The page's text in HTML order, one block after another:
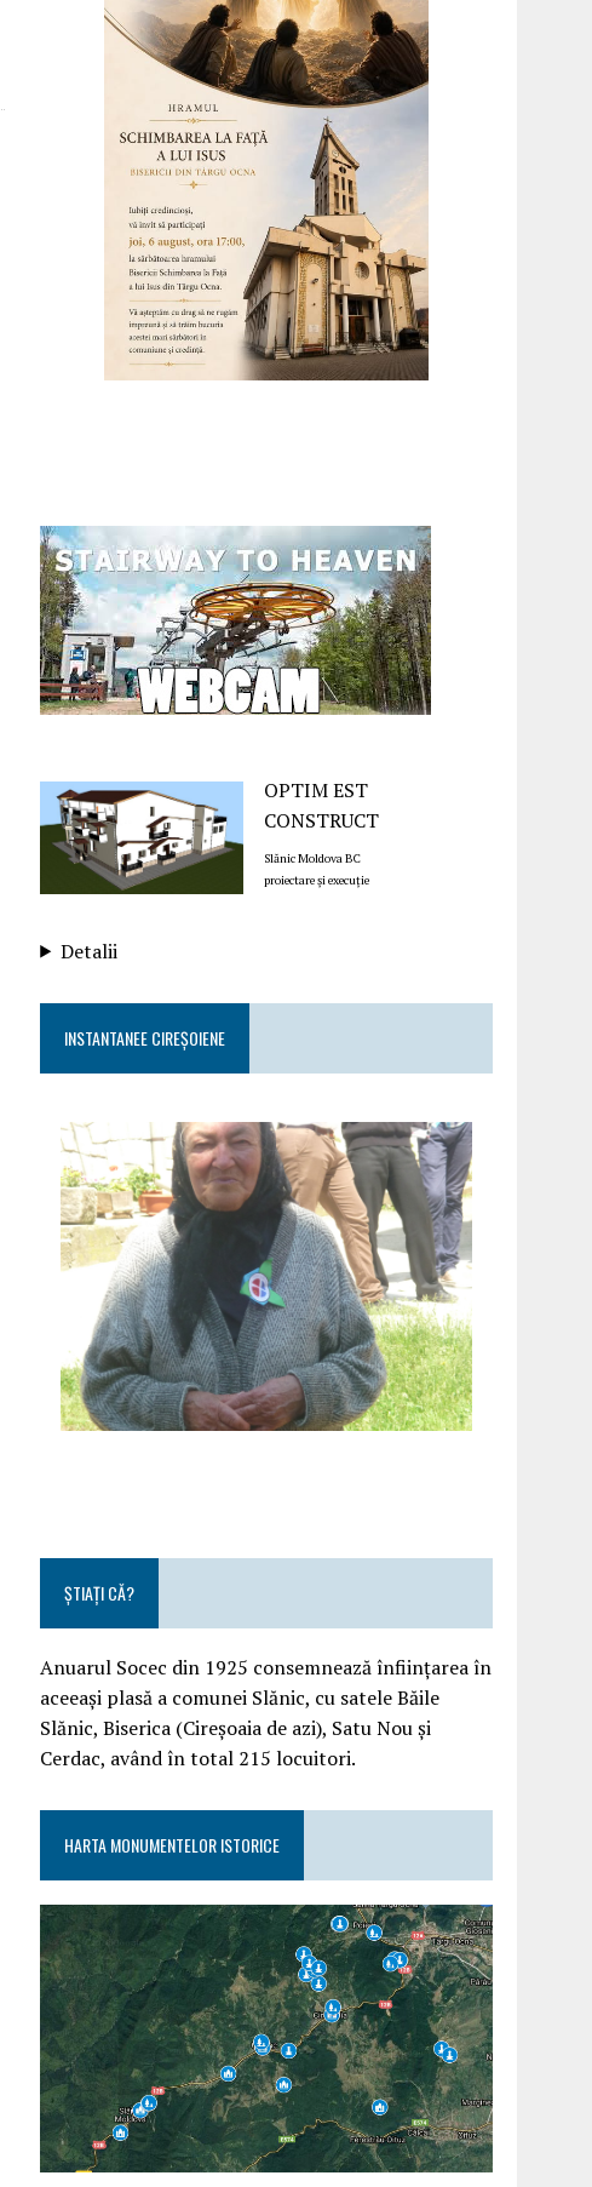
OPTIM EST
CONSTRUCT
Slănic Moldova BC
proiectare și execuție
Detalii
INSTANTANEE CIREȘOIENE
ȘTIAȚI CĂ?
Anuarul Socec din 1925 consemnează înființarea în
aceeași plasă a comunei Slănic, cu satele Băile
Slănic, Biserica (Cireșoaia de azi), Satu Nou și
Cerdac, având în total 215 locuitori.
HARTA MONUMENTELOR ISTORICE